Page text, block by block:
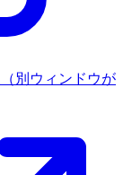
（別ウィンドウが